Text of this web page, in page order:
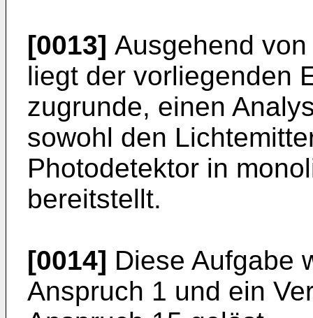
[0013] Ausgehend
liegt der vorliegenden
zugrunde, einen
sowohl den
Photodetektor in
bereitstellt.
[0014] Diese Aufgabe
Anspruch 1 und ein